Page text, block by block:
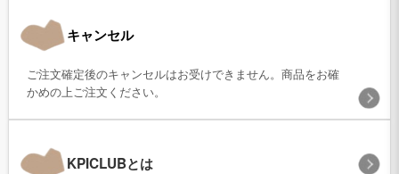
キャンセル
ご注文確定後のキャンセルはお受けできません。商品をお確
かめの上ご注文ください。
KPICLUBとは